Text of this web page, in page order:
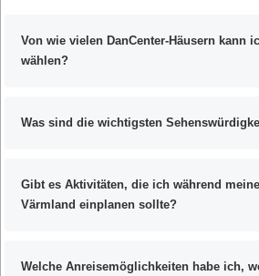
Von wie vielen DanCenter-Häusern kann
wählen?
Was sind die wichtigsten
Gibt es Aktivitäten, die ich während
Värmland einplanen sollte?
Welche Anreisemöglichkeiten habe ich,